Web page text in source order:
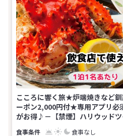
こころに響く旅★炉端焼きなど
ーポン2,000円付★専用アプリ必
がお得♪－【禁煙】ハリウッド
食事なし